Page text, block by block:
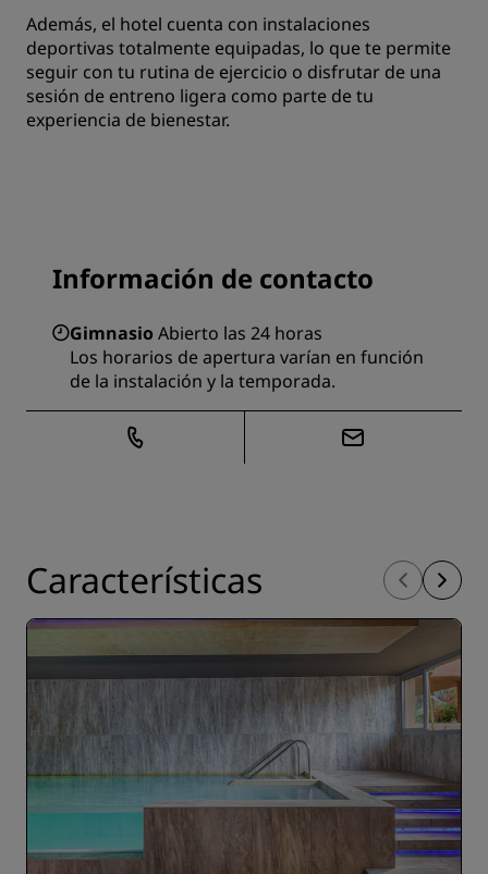
Además, el hotel cuenta con instalaciones
deportivas totalmente equipadas, lo que te permite
seguir con tu rutina de ejercicio o disfrutar de una
sesión de entreno ligera como parte de tu
experiencia de bienestar.
Información de contacto
Gimnasio Abierto las 24 horas
Los horarios de apertura varían en función
de la instalación y la temporada.
Características